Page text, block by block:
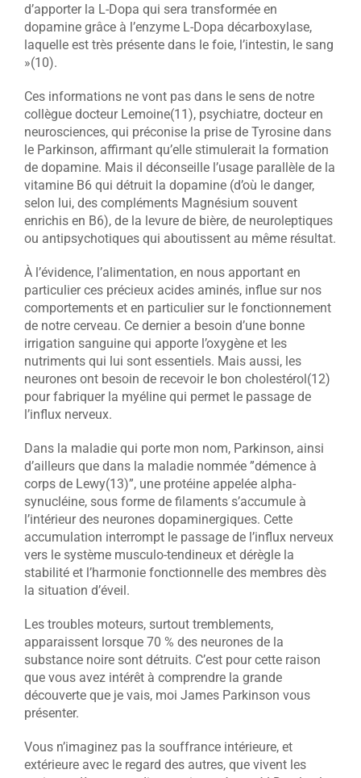
d’apporter la L-Dopa qui sera transformée en
dopamine grâce à l’enzyme L-Dopa décarboxylase,
laquelle est très présente dans le foie, l’intestin, le sang
»(10).
Ces informations ne vont pas dans le sens de notre
collègue docteur Lemoine(11), psychiatre, docteur en
neurosciences, qui préconise la prise de Tyrosine dans
le Parkinson, affirmant qu’elle stimulerait la formation
de dopamine. Mais il déconseille l’usage parallèle de la
vitamine B6 qui détruit la dopamine (d’où le danger,
selon lui, des compléments Magnésium souvent
enrichis en B6), de la levure de bière, de neuroleptiques
ou antipsychotiques qui aboutissent au même résultat.
À l’évidence, l’alimentation, en nous apportant en
particulier ces précieux acides aminés, influe sur nos
comportements et en particulier sur le fonctionnement
de notre cerveau. Ce dernier a besoin d’une bonne
irrigation sanguine qui apporte l’oxygène et les
nutriments qui lui sont essentiels. Mais aussi, les
neurones ont besoin de recevoir le bon cholestérol(12)
pour fabriquer la myéline qui permet le passage de
l’influx nerveux.
Dans la maladie qui porte mon nom, Parkinson, ainsi
d’ailleurs que dans la maladie nommée ”démence à
corps de Lewy(13)”, une protéine appelée alpha-
synucléine, sous forme de filaments s’accumule à
l’intérieur des neurones dopaminergiques. Cette
accumulation interrompt le passage de l’influx nerveux
vers le système musculo-tendineux et dérègle la
stabilité et l’harmonie fonctionnelle des membres dès
la situation d’éveil.
Les troubles moteurs, surtout tremblements,
apparaissent lorsque 70 % des neurones de la
substance noire sont détruits. C’est pour cette raison
que vous avez intérêt à comprendre la grande
découverte que je vais, moi James Parkinson vous
présenter.
Vous n’imaginez pas la souffrance intérieure, et
extérieure avec le regard des autres, que vivent les